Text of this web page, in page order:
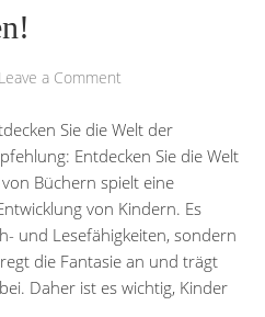
Leave a Comment
Sie die Welt der
Entdecken Sie die Welt
Büchern spielt eine
von Kindern. Es
und Lesefähigkeiten, sondern
die Fantasie an und trägt
Daher ist es wichtig, Kinder